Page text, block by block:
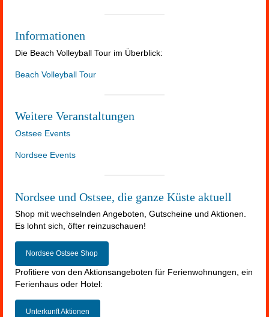
Informationen
Die Beach Volleyball Tour im Überblick:
Beach Volleyball Tour
Weitere Veranstaltungen
Ostsee Events
Nordsee Events
Nordsee und Ostsee, die ganze Küste aktuell
Shop mit wechselnden Angeboten, Gutscheine und Aktionen.
Es lohnt sich, öfter reinzuschauen!
Nordsee Ostsee Shop
Profitiere von den Aktionsangeboten für Ferienwohnungen, ein
Ferienhaus oder Hotel:
Unterkunft Aktionen